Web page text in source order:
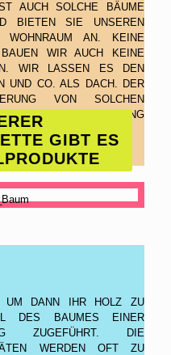
AUCH SOLCHE BÄUME
BIETEN SIE UNSEREN
WOHNRAUM AN. KEINE
WIR AUCH KEINE
WIR LASSEN ES DEN
UND CO. ALS DACH. DER
VON SOLCHEN
WALDBEWIRTSCHAFTUNG
GIBT ES
UM DANN IHR HOLZ ZU
DES BAUMES EINER
ZUGEFÜHRT. DIE
WERDEN OFT ZU